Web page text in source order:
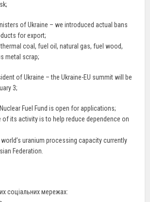
of Ukraine – we introduced actual bans
for export;
coal, fuel oil, natural gas, fuel wood,
metal scrap;
of Ukraine – the Ukraine-EU summit will be
3;
Fuel Fund is open for applications;
of its activity is to help reduce dependence on
uranium processing capacity currently
Federation.
соціальних мережах: